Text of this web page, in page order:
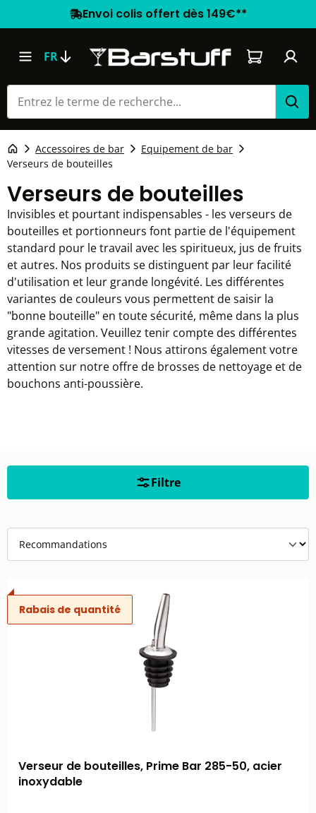
Envoi colis offert dès 149€**
FR Le panier
Accessoires de bar
Equipement de bar
Verseurs de bouteilles
Verseurs de bouteilles
Invisibles et pourtant indispensables - les verseurs de
bouteilles et portionneurs font partie de l'équipement
standard pour le travail avec les spiritueux, jus de fruits
et autres. Nos produits se distinguent par leur facilité
d'utilisation et leur grande longévité. Les différentes
variantes de couleurs vous permettent de saisir la
"bonne bouteille" en toute sécurité, même dans la plus
grande agitation. Veuillez tenir compte des différentes
vitesses de versement ! Nous attirons également votre
attention sur notre offre de brosses de nettoyage et de
bouchons anti-poussière.
Filtre
Rabais de quantité
Verseur de bouteilles, Prime Bar 285-50, acier
inoxydable